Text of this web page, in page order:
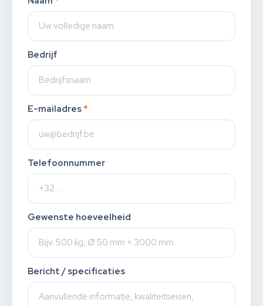
Bedrijf
E-mailadres *
Telefoonnummer
Gewenste hoeveelheid
Bericht / specificaties